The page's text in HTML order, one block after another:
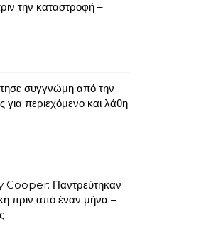
την καταστροφή –
συγγνώμη από την
για περιεχόμενο και λάθη
Παντρεύτηκαν
πριν από έναν μήνα –